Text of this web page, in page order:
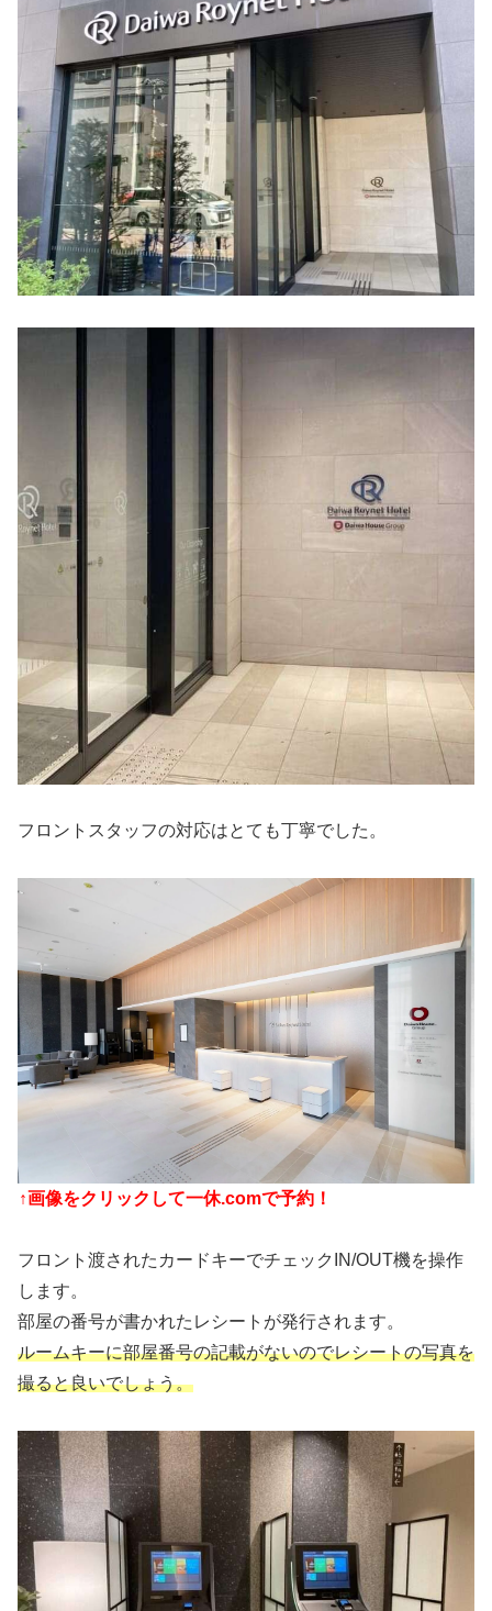
フロントスタッフの対応はとても丁寧でした。
↑画像をクリックして一休.comで予約！
フロント渡されたカードキーでチェックIN/OUT機を操作
します。
部屋の番号が書かれたレシートが発行されます。
ルームキーに部屋番号の記載がないのでレシートの写真を
撮ると良いでしょう。